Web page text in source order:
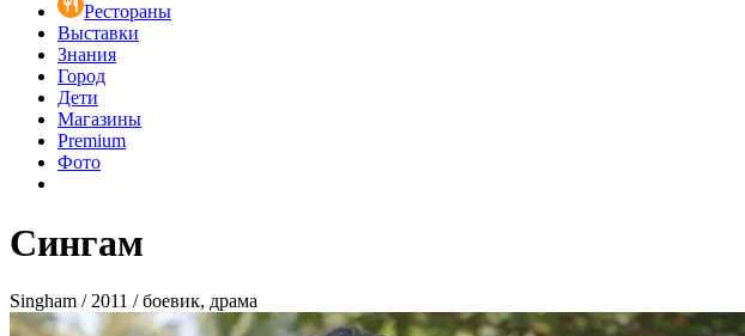
Рестораны
Выставки
Знания
Город
Дети
Магазины
Premium
Фото
Сингам
Singham / 2011 / боевик, драма